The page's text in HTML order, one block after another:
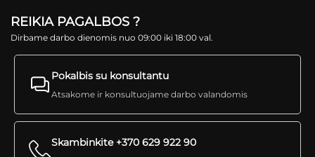
REIKIA PAGALBOS ?
Dirbame darbo dienomis nuo 09:00 iki 18:00 val.
Pokalbis su konsultantu
Atsakome ir konsultuojame darbo valandomis
Skambinkite +370 629 922 90